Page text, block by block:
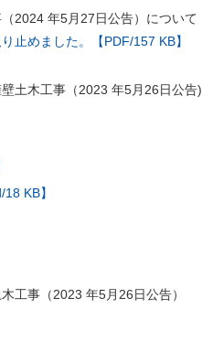
2024 年5月27日公告）について
止めました。【PDF/157 KB】
土木工事（2023 年5月26日公告)
18 KB】
工事（2023 年5月26日公告）